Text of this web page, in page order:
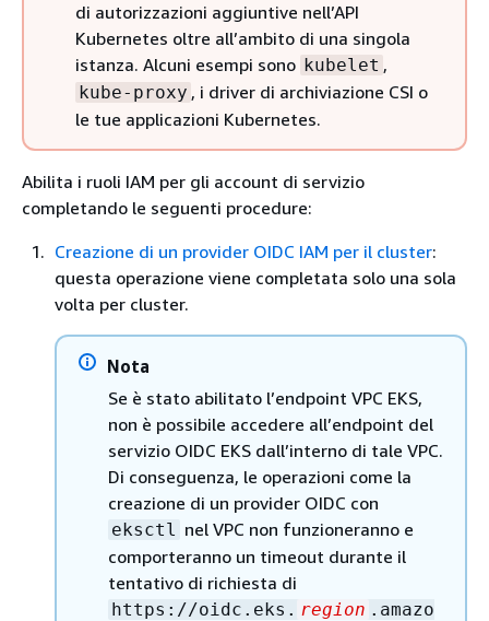
di autorizzazioni aggiuntive nell’API
Kubernetes oltre all’ambito di una singola
istanza. Alcuni esempi sono kubelet ,
kube-proxy , i driver di archiviazione CSI o
le tue applicazioni Kubernetes.
Abilita i ruoli IAM per gli account di servizio
completando le seguenti procedure:
Creazione di un provider OIDC IAM per il cluster:
questa operazione viene completata solo una sola
volta per cluster.
Nota
Se è stato abilitato l’endpoint VPC EKS,
non è possibile accedere all’endpoint del
servizio OIDC EKS dall’interno di tale VPC.
Di conseguenza, le operazioni come la
creazione di un provider OIDC con
eksctl nel VPC non funzioneranno e
comporteranno un timeout durante il
tentativo di richiesta di
https://oidc.eks. region .amazo